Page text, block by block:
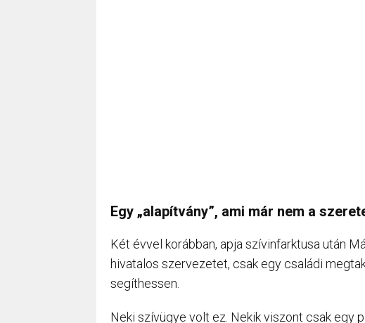
Egy „alapítvány”, ami már nem a
Két évvel korábban, apja szívinfarktusa után
hivatalos szervezetet, csak egy családi
segíthessen.
Neki szívügye volt ez. Nekik viszont csak egy